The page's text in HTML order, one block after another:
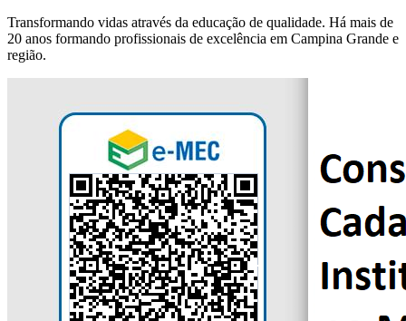
Transformando vidas através da educação de qualidade. Há mais de
20 anos formando profissionais de excelência em Campina Grande e
região.